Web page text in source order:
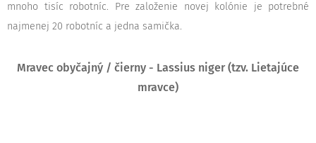
mnoho tisíc robotníc. Pre založenie novej kolónie je potrebné
najmenej 20 robotníc a jedna samička.
Mravec obyčajný / čierny - Lassius niger (tzv. Lietajúce
mravce)